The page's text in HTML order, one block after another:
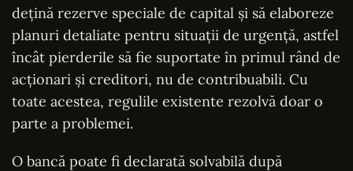
dețină rezerve speciale de capital și să elaboreze
planuri detaliate pentru situații de urgență, astfel
încât pierderile să fie suportate în primul rând de
acționari și creditori, nu de contribuabili. Cu
toate acestea, regulile existente rezolvă doar o
parte a problemei.
O bancă poate fi declarată solvabilă după